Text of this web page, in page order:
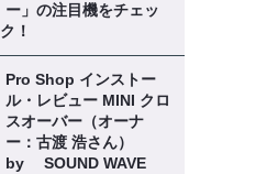
ー」の注目機をチェッ
ク！
Pro Shop インストー
ル・レビュー MINI クロ
スオーバー（オーナ
ー：古渡 浩さん）
by SOUND WAVE